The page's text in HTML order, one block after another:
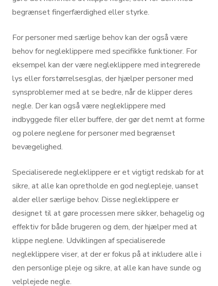
begrænset fingerfærdighed eller styrke.
For personer med særlige behov kan der også være
behov for negleklippere med specifikke funktioner. For
eksempel kan der være negleklippere med integrerede
lys eller forstørrelsesglas, der hjælper personer med
synsproblemer med at se bedre, når de klipper deres
negle. Der kan også være negleklippere med
indbyggede filer eller buffere, der gør det nemt at forme
og polere neglene for personer med begrænset
bevægelighed.
Specialiserede negleklippere er et vigtigt redskab for at
sikre, at alle kan opretholde en god neglepleje, uanset
alder eller særlige behov. Disse negleklippere er
designet til at gøre processen mere sikker, behagelig og
effektiv for både brugeren og dem, der hjælper med at
klippe neglene. Udviklingen af specialiserede
negleklippere viser, at der er fokus på at inkludere alle i
den personlige pleje og sikre, at alle kan have sunde og
velplejede negle.